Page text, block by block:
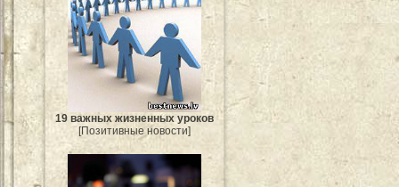
19 важных жизненных уроков
[Позитивные новости]